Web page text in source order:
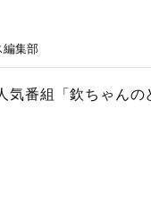
編集部
気番組「欽ちゃん